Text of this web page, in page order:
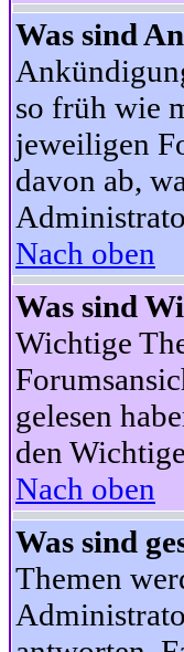
Was sind
so früh wie
jeweiligen
davon ab,
Nach oben
Was sind
Wichtige
gelesen
den
Nach oben
Was sind
Themen